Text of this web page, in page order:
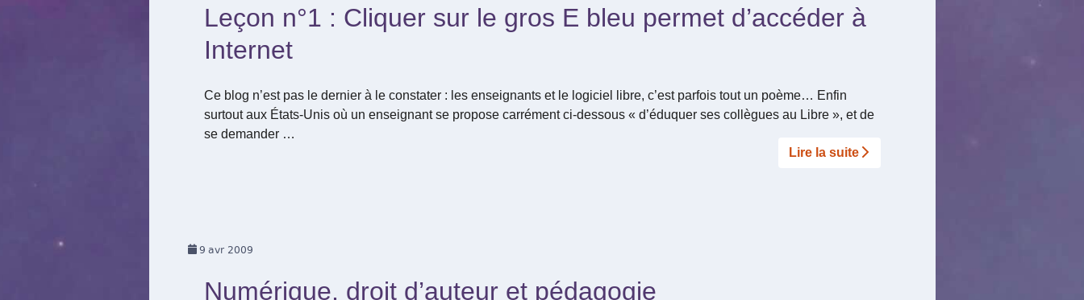
Leçon n°1 : Cliquer sur le gros E bleu permet d’accéder à
Internet
Ce blog n’est pas le dernier à le constater : les enseignants et le logiciel libre, c’est parfois tout un poème… Enfin
surtout aux États-Unis où un enseignant se propose carrément ci-dessous « d’éduquer ses collègues au Libre », et de
se demander …
Lire la suite­­
9 avr 2009
Numérique, droit d’auteur et pédagogie